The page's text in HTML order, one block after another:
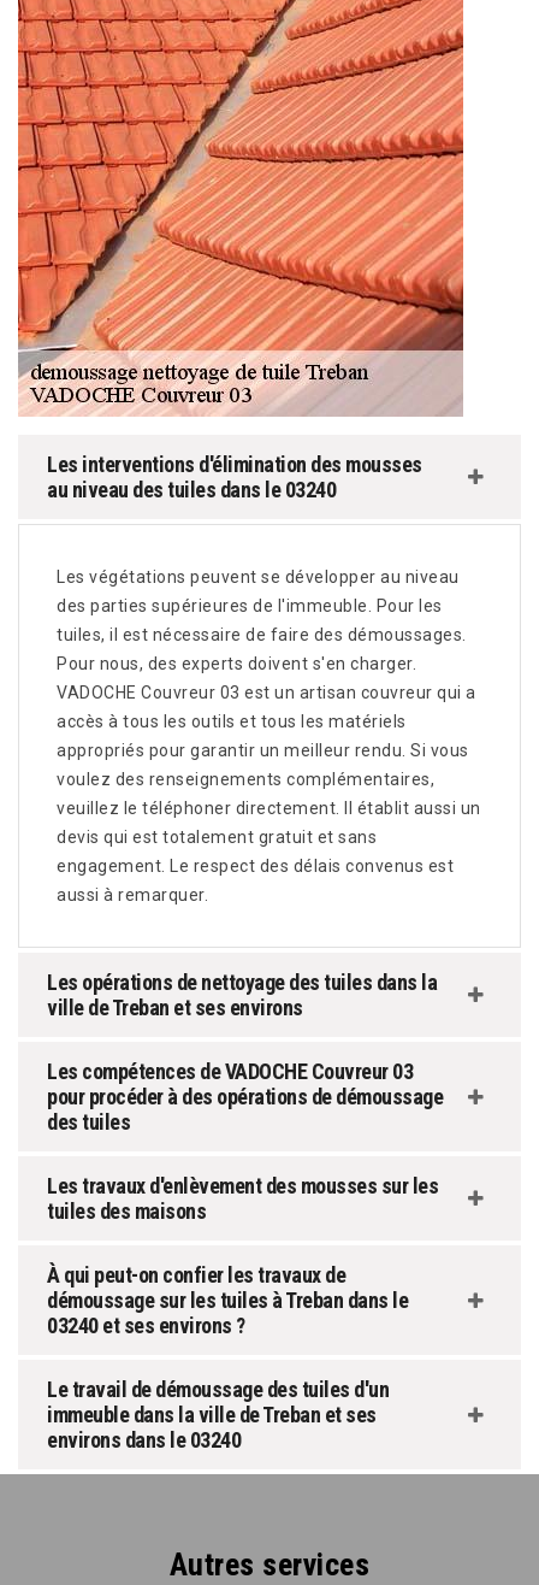
Les interventions d'élimination des mousses
au niveau des tuiles dans le 03240
Les végétations peuvent se développer au niveau
des parties supérieures de l'immeuble. Pour les
tuiles, il est nécessaire de faire des démoussages.
Pour nous, des experts doivent s'en charger.
VADOCHE Couvreur 03 est un artisan couvreur qui a
accès à tous les outils et tous les matériels
appropriés pour garantir un meilleur rendu. Si vous
voulez des renseignements complémentaires,
veuillez le téléphoner directement. Il établit aussi un
devis qui est totalement gratuit et sans
engagement. Le respect des délais convenus est
aussi à remarquer.
Les opérations de nettoyage des tuiles dans la
ville de Treban et ses environs
Les compétences de VADOCHE Couvreur 03
pour procéder à des opérations de démoussage
des tuiles
Les travaux d'enlèvement des mousses sur les
tuiles des maisons
À qui peut-on confier les travaux de
démoussage sur les tuiles à Treban dans le
03240 et ses environs ?
Le travail de démoussage des tuiles d'un
immeuble dans la ville de Treban et ses
environs dans le 03240
Autres services